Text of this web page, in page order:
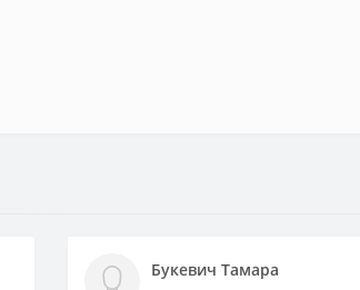
Букевич Тамара